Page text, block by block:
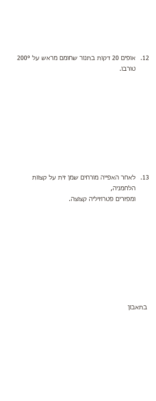
טורבו.
לאחר האפייה מורחים שמן זית על קצוות
הלחמניה,
ומפזרים פטרוזיליה קצוצה.
בתאבון